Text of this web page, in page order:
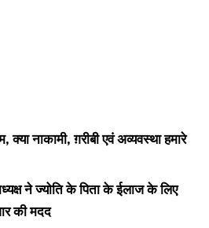
नाकामी, ग़रीबी एवं अव्यवस्था हमारे
ने ज्योति के पिता के ईलाज के लिए
की मदद